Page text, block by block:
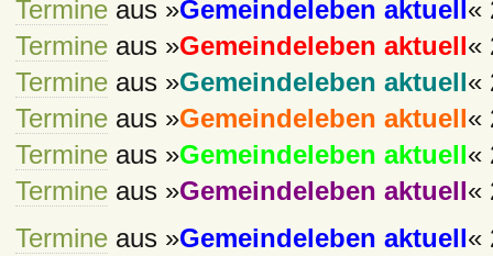
Termineaus »Gemeindeleben aktuell «
Termineaus »Gemeindeleben aktuell «
Termineaus »Gemeindeleben aktuell «
Termineaus »Gemeindeleben aktuell «
Termineaus »Gemeindeleben aktuell «
Termineaus »Gemeindeleben aktuell «
Termineaus »Gemeindeleben aktuell «